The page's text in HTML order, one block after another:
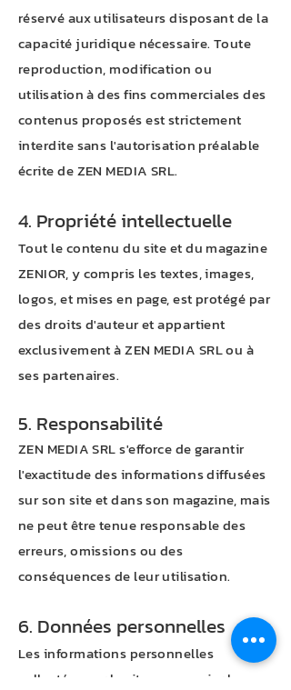
réservé aux utilisateurs disposant de la
capacité juridique nécessaire. Toute
reproduction, modification ou
utilisation à des fins commerciales des
contenus proposés est strictement
interdite sans l'autorisation préalable
écrite de ZEN MEDIA SRL.
4. Propriété intellectuelle
Tout le contenu du site et du magazine
ZENIOR, y compris les textes, images,
logos, et mises en page, est protégé par
des droits d'auteur et appartient
exclusivement à ZEN MEDIA SRL ou à
ses partenaires.
5. Responsabilité
ZEN MEDIA SRL s'efforce de garantir
l'exactitude des informations diffusées
sur son site et dans son magazine, mais
ne peut être tenue responsable des
erreurs, omissions ou des
conséquences de leur utilisation.
6. Données personnelles
Les informations personnelles
collectées sur le site
www.zenior.be